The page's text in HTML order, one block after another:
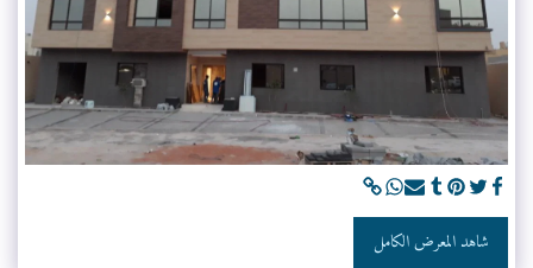
شاهد المعرض الكامل